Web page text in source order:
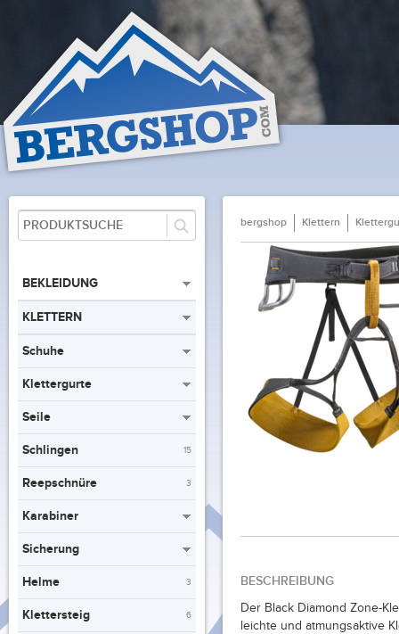
BEKLEIDUNG
KLETTERN
Schuhe
Klettergurte
Seile
Schlingen 15
Reepschnüre 3
Karabiner
Sicherung
Helme 3
Klettersteig 6
bergshop Klettern
BESCHREIBUNG
Der Black Diamond Zone-
leichte und atmungsaktive